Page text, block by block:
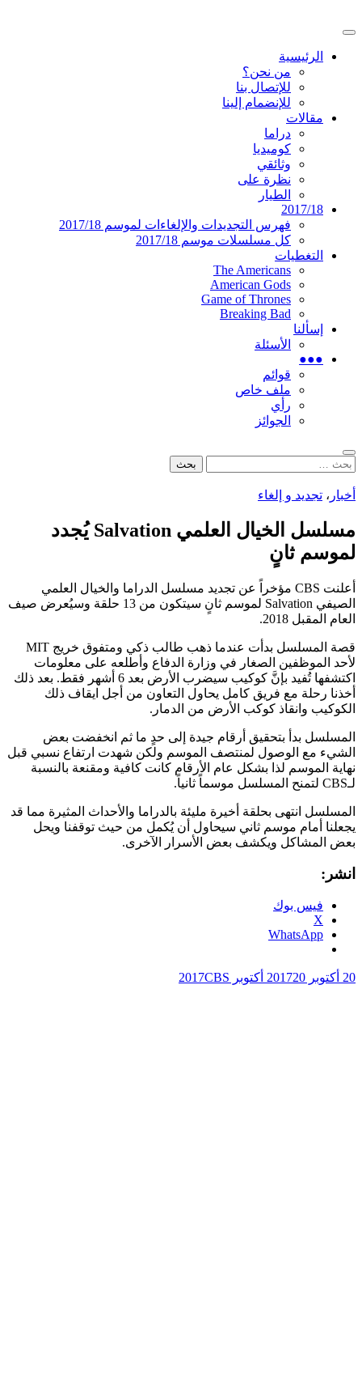
إلى
دليل التلفزيون العربي
موقع عربي متخصص في أخبار ومقالات حول
المسلسلات الأجنبية
القائمة
الرئيسيةالرئيسية
من نحن؟
للإتصال بنا
للإنضمام إلينا
مقالات
دراما
كوميديا
وثائقي
نظرة على
الطيار
2017/18
فهرس التجديدات والإلغاءات لموسم 2017/18
كل مسلسلات موسم 2017/18
التغطيات
The Americans
American Gods
Game of Thrones
Breaking Bad
إسألنا
الأسئلة
●●●
قوائم
ملف خاص
رأي
الجوائز
بحث
البحث
أخبار ، تجديد و إلغاء
مسلسل الخيال العلمي Salvation يُجدد
لموسم ثانٍ
أعلنت CBS مؤخراً عن تجديد مسلسل الدراما والخيال العلمي
الصيفي Salvation لموسم ثانٍ سيتكون من 13 حلقة وسيُعرض صيف
العام المقبل 2018.
قصة المسلسل بدأت عندما ذهب طالب ذكي ومتفوق خريج MIT
لأحد الموظفين الصغار في وزارة الدفاع وأطلعه على معلومات
اكتشفها تُفيد بإنَّ كوكيب سيضرب الأرض بعد 6 أشهر فقط. بعد ذلك
أخذنا رحلة مع فريق كامل يحاول التعاون من أجل ايقاف ذلك
الكوكيب وانقاذ كوكب الأرض من الدمار.
المسلسل بدأ بتحقيق أرقام جيدة إلى حدٍ ما ثم انخفضت بعض
الشيء مع الوصول لمنتصف الموسم ولكن شهدت ارتفاع نسبي قبل
نهاية الموسم لذا بشكل عام الأرقام كانت كافية ومقنعة بالنسبة
لـCBS لتمنح المسلسل موسماً ثانياً.
المسلسل انتهى بحلقة أخيرة مليئة بالدراما والأحداث المثيرة مما قد
يجعلنا أمام موسم ثاني سيحاول أن يُكمل من حيث توقفنا ويحل
بعض المشاكل ويكشف بعض الأسرار الآخرى.
انشر:
فيس بوك
X
WhatsApp
20 أكتوبر 2017 20 أكتوبر 2017 CBS